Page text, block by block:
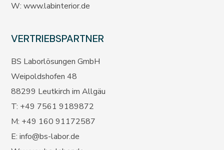
W: www.labinterior.de
VERTRIEBSPARTNER
BS Laborlösungen GmbH
Weipoldshofen 48
88299 Leutkirch im Allgäu
T: +49 7561 9189872
M: +49 160 91172587
E:info@bs-labor.de